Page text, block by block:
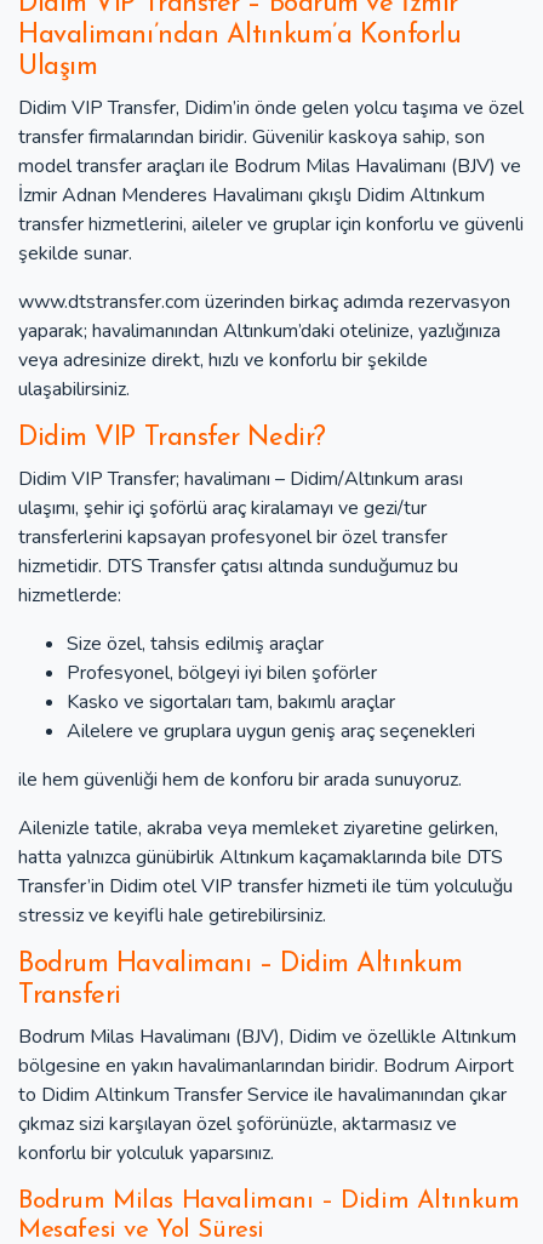
Havalimanı’ndan Altınkum’a Konforlu
Ulaşım
Didim VIP Transfer, Didim’in önde gelen yolcu taşıma ve özel
transfer firmalarından biridir. Güvenilir kaskoya sahip, son
model transfer araçları ile Bodrum Milas Havalimanı (BJV) ve
İzmir Adnan Menderes Havalimanı çıkışlı Didim Altınkum
transfer hizmetlerini, aileler ve gruplar için konforlu ve güvenli
şekilde sunar.
www.dtstransfer.com üzerinden birkaç adımda rezervasyon
yaparak; havalimanından Altınkum’daki otelinize, yazlığınıza
veya adresinize direkt, hızlı ve konforlu bir şekilde
ulaşabilirsiniz.
Didim VIP Transfer Nedir?
Didim VIP Transfer; havalimanı – Didim/Altınkum arası
ulaşımı, şehir içi şoförlü araç kiralamayı ve gezi/tur
transferlerini kapsayan profesyonel bir özel transfer
hizmetidir. DTS Transfer çatısı altında sunduğumuz bu
hizmetlerde:
Size özel, tahsis edilmiş araçlar
Profesyonel, bölgeyi iyi bilen şoförler
Kasko ve sigortaları tam, bakımlı araçlar
Ailelere ve gruplara uygun geniş araç seçenekleri
ile hem güvenliği hem de konforu bir arada sunuyoruz.
Ailenizle tatile, akraba veya memleket ziyaretine gelirken,
hatta yalnızca günübirlik Altınkum kaçamaklarında bile DTS
Transfer’in Didim otel VIP transfer hizmeti ile tüm yolculuğu
stressiz ve keyifli hale getirebilirsiniz.
Bodrum Havalimanı – Didim Altınkum
Transferi
Bodrum Milas Havalimanı (BJV), Didim ve özellikle Altınkum
bölgesine en yakın havalimanlarından biridir. Bodrum Airport
to Didim Altinkum Transfer Service ile havalimanından çıkar
çıkmaz sizi karşılayan özel şoförünüzle, aktarmasız ve
konforlu bir yolculuk yaparsınız.
Bodrum Milas Havalimanı – Didim Altınkum
Mesafesi ve Yol Süresi